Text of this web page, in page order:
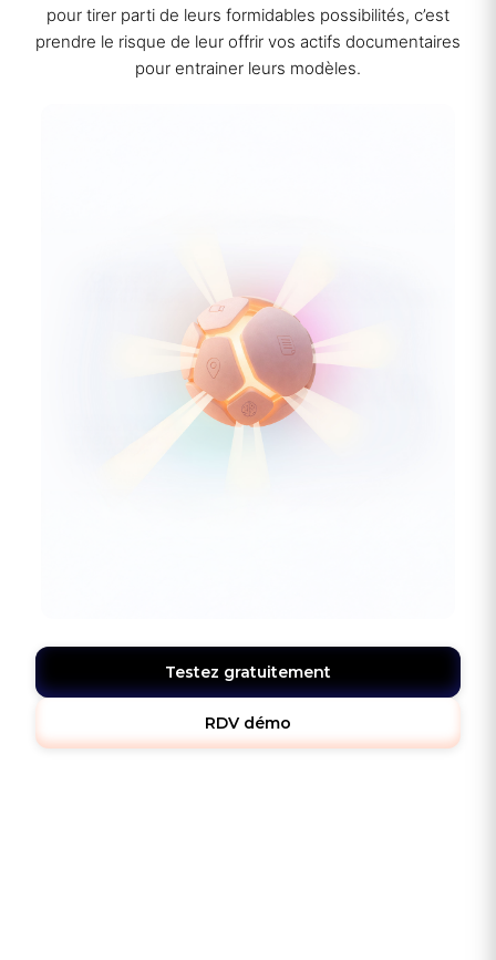
pour tirer parti de leurs formidables possibilités, c’est
prendre le risque de leur offrir vos actifs documentaires
pour entrainer leurs modèles.
Testez gratuitement
RDV démo